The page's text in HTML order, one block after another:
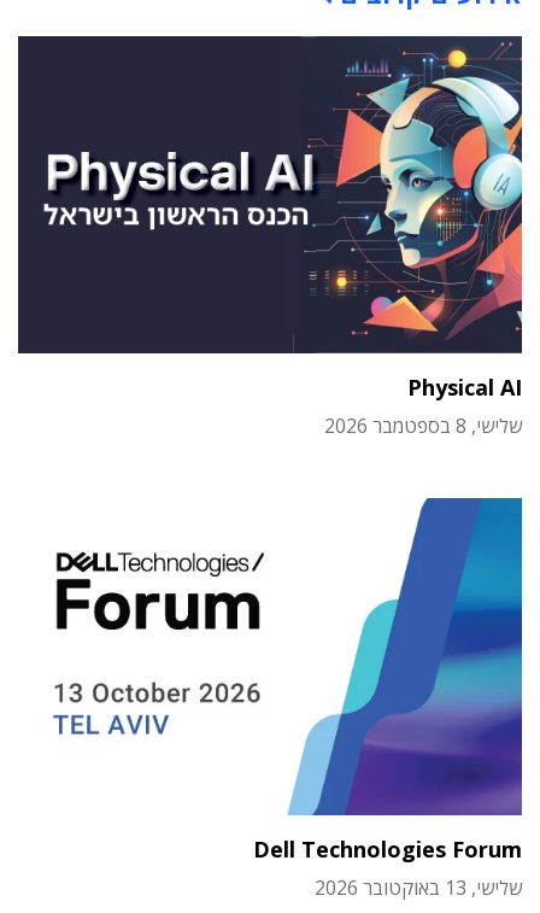
Physical AI
שלישי, 8 בספטמבר 2026
Dell Technologies Forum
שלישי, 13 באוקטובר 2026